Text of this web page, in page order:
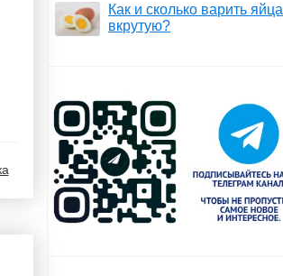
Как и сколько варить яйца
вкрутую?